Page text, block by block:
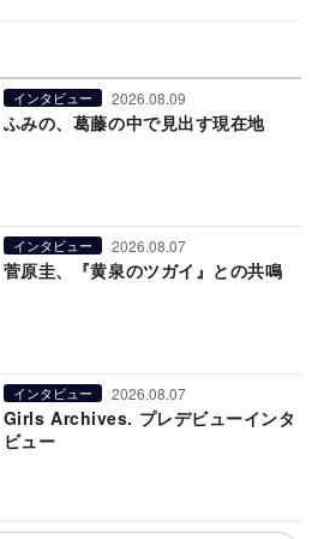
インタビュー 2026.08.09
ふみの、葛藤の中で見出す現在地
インタビュー 2026.08.07
菅原圭、『黄泉のツガイ』との共鳴
インタビュー 2026.08.07
Girls Archives. プレデビューインタ
ビュー